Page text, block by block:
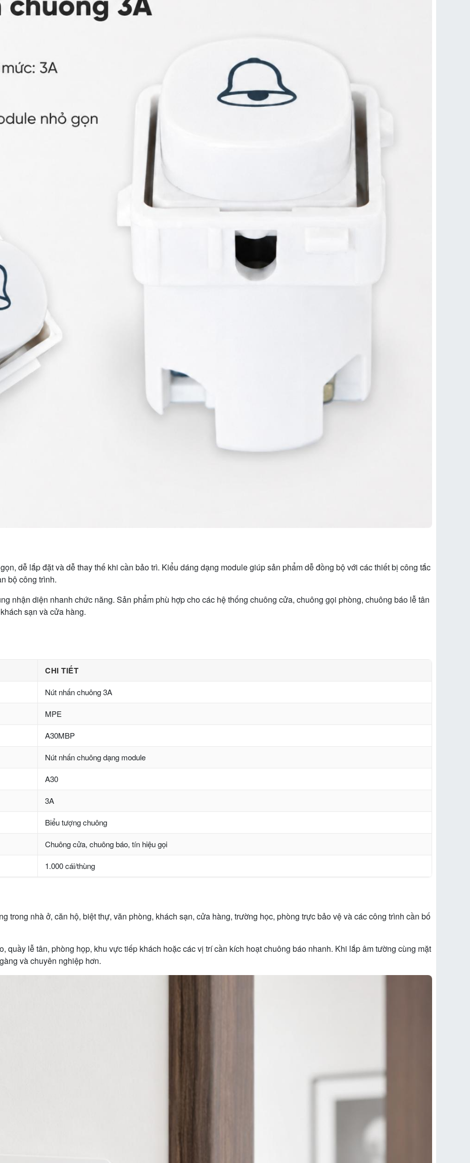
dễ lắp đặt và dễ thay thế khi cần bảo trì. Kiểu dáng dạng module giúp sản phẩm dễ đồng bộ với các thiết bị công tắc
bộ công trình.
nhận diện nhanh chức năng. Sản phẩm phù hợp cho các hệ thống chuông cửa, chuông gọi phòng, chuông báo lễ tân
sạn và cửa hàng.
CHI TIẾT
Nút nhấn chuông 3A
MPE
A30MBP
Nút nhấn chuông dạng module
A30
3A
Biểu tượng chuông
Chuông cửa, chuông báo, tín hiệu gọi
1.000 cái/thùng
trong nhà ở, căn hộ, biệt thự, văn phòng, khách sạn, cửa hàng, trường học, phòng trực bảo vệ và các công trình cần bố
quầy lễ tân, phòng họp, khu vực tiếp khách hoặc các vị trí cần kích hoạt chuông báo nhanh. Khi lắp âm tường cùng mặt
và chuyên nghiệp hơn.